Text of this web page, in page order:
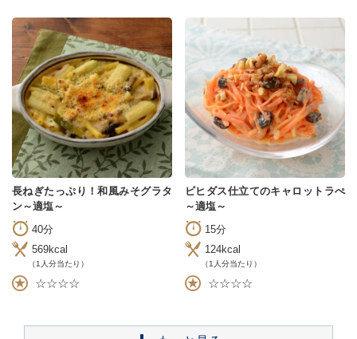
長ねぎたっぷり！和風みそグラタ
ン～適塩～
40分
569kcal
（1人分当たり）
☆☆☆☆
ビヒダス仕立てのキャロットラぺ
～適塩～
15分
124kcal
（1人分当たり）
☆☆☆☆